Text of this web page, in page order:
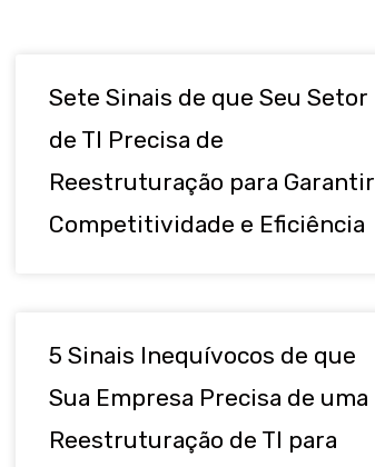
Sete Sinais de que Seu Setor
de TI Precisa de
Reestruturação para Garantir
Competitividade e Eficiência
5 Sinais Inequívocos de que
Sua Empresa Precisa de uma
Reestruturação de TI para